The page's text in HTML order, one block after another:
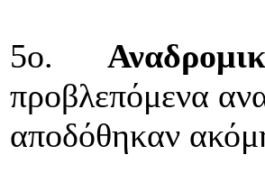
5ο.
προβλεπόμενα
αποδόθηκαν